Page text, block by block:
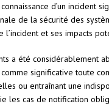
d’un incident
de la sécurité des
et ses impacts
a été considérablement
significative toute
ou entraînant une
les cas de notification